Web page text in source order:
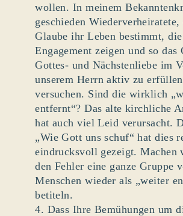
wollen. In meinem
geschieden Wiederverheiratete,
Glaube ihr Leben bestimmt,
Engagement zeigen und so das
Gottes- und Nächstenliebe im
unserem Herrn aktiv zu erfüllen
versuchen. Sind die wirklich
entfernt“? Das alte kirchliche
hat auch viel Leid verursacht.
„Wie Gott uns schuf“ hat dies
eindrucksvoll gezeigt. Machen
den Fehler eine ganze Gruppe
Menschen wieder als „weiter
betiteln.
4. Dass Ihre Bemühungen um